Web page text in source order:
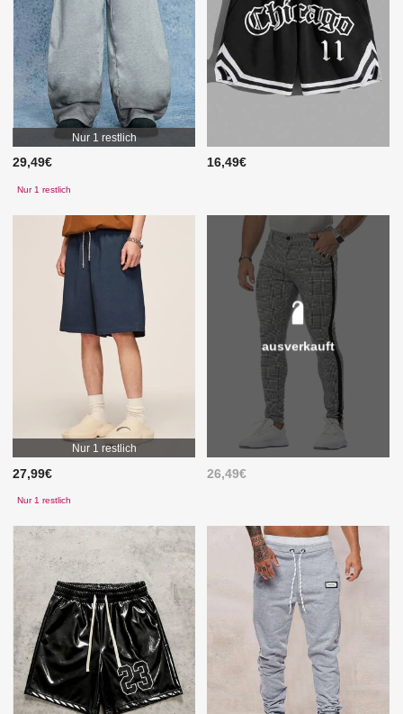
Nur 1 restlich
29,49€
Nur 1 restlich
16,49€
Nur 1 restlich
27,99€
Nur 1 restlich
ausverkauft
26,49€